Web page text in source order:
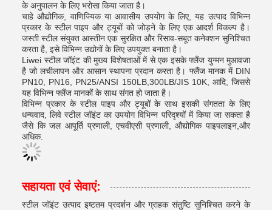
के अनुपालन के लिए भरोसा किया जाता है।
चाहे औद्योगिक, वाणिज्यिक या आवासीय उपयोग के लिए, यह उत्पाद विभिन्न
प्रकार के स्टील पाइप और ट्यूबों को जोड़ने के लिए एक आदर्श विकल्प है।
जस्ती स्टील संयुक्त आस्तीन एक सुरक्षित और रिसाव-सबूत कनेक्शन सुनिश्चित
करता है, इसे विभिन्न उद्योगों के लिए उपयुक्त बनाता है।
Liwei स्टील जॉइंट की मुख्य विशेषताओं में से एक इसके फ्लैंज युग्मन मुआवजा
है जो लचीलापन और आसान स्थापना प्रदान करता है। फ्लैंज मानक में DIN
PN10, PN16, PN25/ANSI 150LB,300LB/JIS 10K, आदि, जिससे
यह विभिन्न फ्लैंज मानकों के साथ संगत हो जाता है।
विभिन्न प्रकार के स्टील पाइप और ट्यूबों के साथ इसकी संगतता के लिए
धन्यवाद, लिवे स्टील जॉइंट का उपयोग विभिन्न परिदृश्यों में किया जा सकता है
जैसे कि जल आपूर्ति प्रणाली, एचवीएसी प्रणाली, औद्योगिक पाइपलाइन,और
अधिक.
सहायता एवं सेवाएं:
स्टील जॉइंट उत्पाद इष्टतम प्रदर्शन और ग्राहक संतुष्टि सुनिश्चित करने के